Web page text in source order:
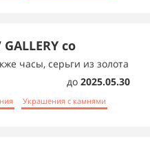
со
часы, серьги из золота
до 2025.05.30
Украшения с камнями